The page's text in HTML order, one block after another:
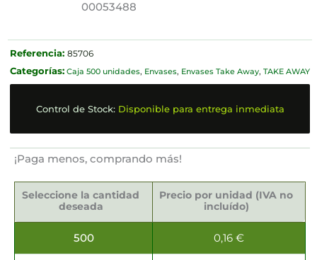
00053488
Referencia: 85706
Categorías: Caja 500 unidades, Envases, Envases Take Away, TAKE AWAY
Control de Stock: Disponible para entrega inmediata
¡Paga menos, comprando más!
Seleccione la cantidad
deseada
Precio por unidad (IVA no
incluído)
500 0,16€
Take